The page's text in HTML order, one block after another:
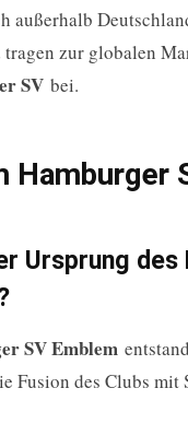
außerhalb
zur globalen
SV bei.
Hamburger
Ursprung des
SV Emblem
Fusion des Clubs mit